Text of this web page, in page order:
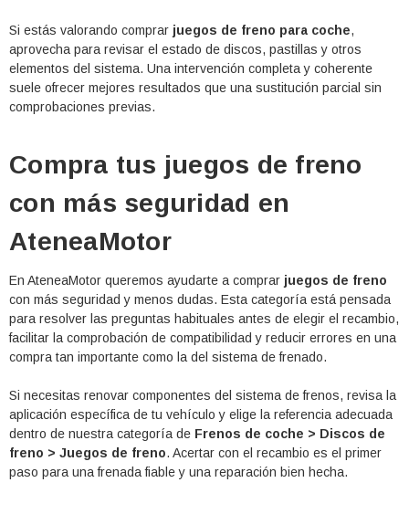
Si estás valorando comprar juegos de freno para coche,
aprovecha para revisar el estado de discos, pastillas y otros
elementos del sistema. Una intervención completa y coherente
suele ofrecer mejores resultados que una sustitución parcial sin
comprobaciones previas.
Compra tus juegos de freno
con más seguridad en
AteneaMotor
En AteneaMotor queremos ayudarte a comprar juegos de freno
con más seguridad y menos dudas. Esta categoría está pensada
para resolver las preguntas habituales antes de elegir el recambio,
facilitar la comprobación de compatibilidad y reducir errores en una
compra tan importante como la del sistema de frenado.
Si necesitas renovar componentes del sistema de frenos, revisa la
aplicación específica de tu vehículo y elige la referencia adecuada
dentro de nuestra categoría de Frenos de coche > Discos de
freno > Juegos de freno. Acertar con el recambio es el primer
paso para una frenada fiable y una reparación bien hecha.